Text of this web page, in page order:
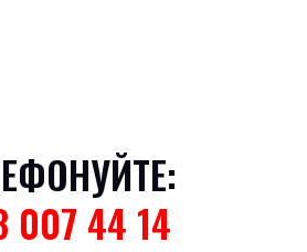
007 44 14